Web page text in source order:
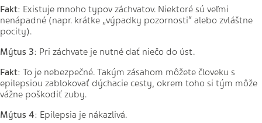
Fakt: Existuje mnoho typov záchvatov. Niektoré sú veľmi
nenápadné (napr. krátke „výpadky pozornosti“ alebo zvláštne
pocity).
Mýtus 3: Pri záchvate je nutné dať niečo do úst.
Fakt: To je nebezpečné. Takým zásahom môžete človeku s
epilepsiou zablokovať dýchacie cesty, okrem toho si tým môže
vážne poškodiť zuby.
Mýtus 4: Epilepsia je nákazlivá.